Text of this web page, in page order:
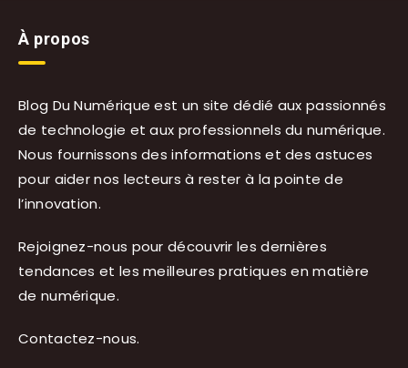
À propos
Blog Du Numérique est un site dédié aux passionnés
de technologie et aux professionnels du numérique.
Nous fournissons des informations et des astuces
pour aider nos lecteurs à rester à la pointe de
l’innovation.
Rejoignez-nous pour découvrir les dernières
tendances et les meilleures pratiques en matière
de numérique.
Contactez-nous.